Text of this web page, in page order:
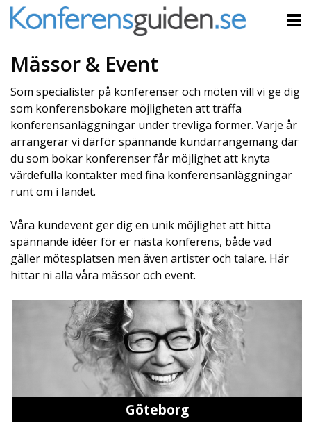
Mässor & Event
Som specialister på konferenser och möten vill vi ge dig
som konferensbokare möjligheten att träffa
konferensanläggningar under trevliga former. Varje år
arrangerar vi därför spännande kundarrangemang där
du som bokar konferenser får möjlighet att knyta
värdefulla kontakter med fina konferensanläggningar
runt om i landet.
Våra kundevent ger dig en unik möjlighet att hitta
spännande idéer för er nästa konferens, både vad
gäller mötesplatsen men även artister och talare. Här
hittar ni alla våra mässor och event.
Göteborg